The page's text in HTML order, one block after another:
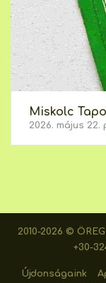
Miskolc
2026. május 22.
2010-2026 ©
+30-
Újdonságaink